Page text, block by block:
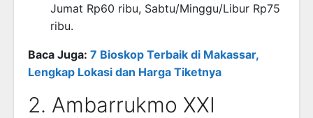
Jumat Rp60 ribu, Sabtu/Minggu/Libur Rp75
ribu.
Baca Juga: 7 Bioskop Terbaik di Makassar,
Lengkap Lokasi dan Harga Tiketnya
2. Ambarrukmo XXI